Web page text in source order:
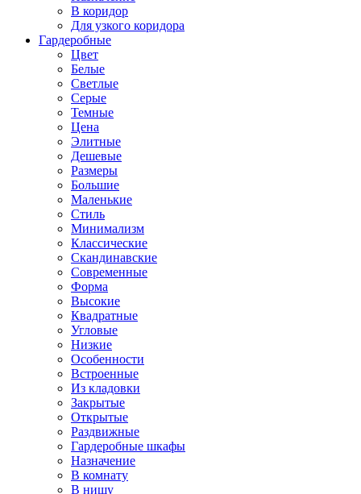
В коридор
Для узкого коридора
Гардеробные
Цвет
Белые
Светлые
Серые
Темные
Цена
Элитные
Дешевые
Размеры
Большие
Маленькие
Стиль
Минимализм
Классические
Скандинавские
Современные
Форма
Высокие
Квадратные
Угловые
Низкие
Особенности
Встроенные
Из кладовки
Закрытые
Открытые
Раздвижные
Гардеробные шкафы
Назначение
В комнату
В нишу